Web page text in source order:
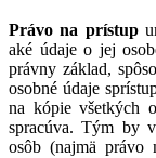
Právo na prístup
aké údaje o jej
právny základ,
osobné údaje
na kópie všetkých
spracúva. Tým by
osôb (najmä právo